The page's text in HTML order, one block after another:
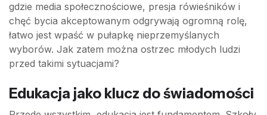
gdzie media społecznościowe, presja rówieśników i
chęć bycia akceptowanym odgrywają ogromną rolę,
łatwo jest wpaść w pułapkę nieprzemyślanych
wyborów. Jak zatem można ostrzec młodych ludzi
przed takimi sytuacjami?
Edukacja jako klucz do świadomości